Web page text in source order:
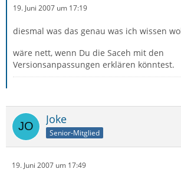
19. Juni 2007 um 17:19
diesmal was das genau was ich wissen
wäre nett, wenn Du die Saceh mit den
Versionsanpassungen erklären könntest.
Joke
Senior-Mitglied
19. Juni 2007 um 17:49